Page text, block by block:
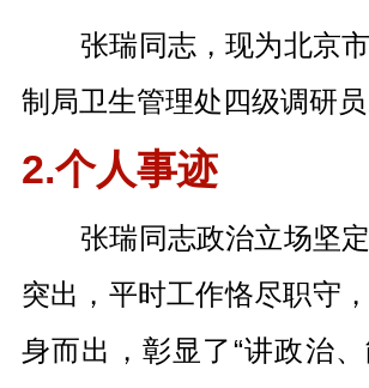
张瑞同志，现为北京
制局卫生管理处四级调研员
2.个人事迹
张瑞同志政治立场坚
突出，平时工作恪尽职守
身而出，彰显了“讲政治